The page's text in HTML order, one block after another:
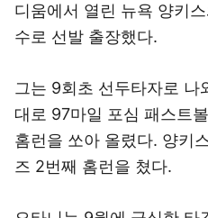
디움에서 열린 뉴욕 양키
수로 선발 출장했다.
그는 9회초 선두타자로
대로 97마일 포심 패스트
홈런을 쏘아 올렸다. 양키
즈 2번째 홈런을 쳤다.